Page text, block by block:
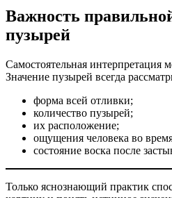
Важность
пузырей
Самостоятельная интерпретация
Значение пузырей всегда
форма всей отливки;
количество пузырей;
их расположение;
ощущения человека во
состояние воска после
Только яснознающий практик